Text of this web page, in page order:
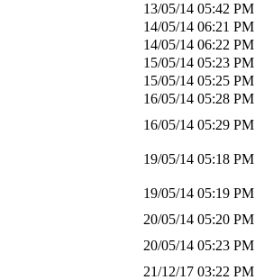
13/05/14 05:42 PM
14/05/14 06:21 PM
14/05/14 06:22 PM
15/05/14 05:23 PM
15/05/14 05:25 PM
16/05/14 05:28 PM
16/05/14 05:29 PM
19/05/14 05:18 PM
19/05/14 05:19 PM
20/05/14 05:20 PM
20/05/14 05:23 PM
21/12/17 03:22 PM